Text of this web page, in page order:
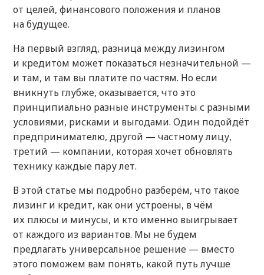
от целей, финансового положения и планов
на будущее.
На первый взгляд, разница между лизингом
и кредитом может показаться незначительной —
и там, и там вы платите по частям. Но если
вникнуть глубже, оказывается, что это
принципиально разные инструменты с разными
условиями, рисками и выгодами. Один подойдёт
предпринимателю, другой — частному лицу,
третий — компании, которая хочет обновлять
технику каждые пару лет.
В этой статье мы подробно разберём, что такое
лизинг и кредит, как они устроены, в чём
их плюсы и минусы, и кто именно выигрывает
от каждого из вариантов. Мы не будем
предлагать универсальное решение — вместо
этого поможем вам понять, какой путь лучше